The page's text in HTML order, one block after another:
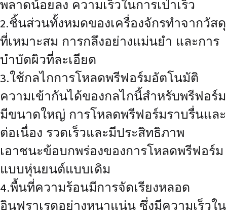
พลาดน้อยลง ความเร็วในการเป่าเร็ว
2.ชิ้นส่วนทั้งหมดของเครื่องจักรทำจากวัสดุ
ที่เหมาะสม การกลึงอย่างแม่นยำ และการ
บำบัดผิวที่ละเอียด
3.ใช้กลไกการโหลดพรีฟอร์มอัตโนมัติ
ความเข้ากันได้ของกลไกนี้สำหรับพรีฟอร์ม
มีขนาดใหญ่ การโหลดพรีฟอร์มราบรื่นและ
ต่อเนื่อง รวดเร็วและมีประสิทธิภาพ
เอาชนะข้อบกพร่องของการโหลดพรีฟอร์ม
แบบหุ่นยนต์แบบเดิม
4.พื้นที่ความร้อนมีการจัดเรียงหลอด
อินฟราเรดอย่างหนาแน่น ซึ่งมีความเร็วใน